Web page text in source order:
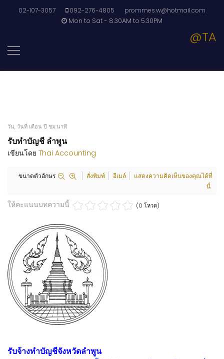
02-107-3057 092-276-4805
prommes.w@hotmail.com
Mon to Sat - 8.30AM to 5.30PM
@TA
วัน, วันที่ เดือน ปี ชม:นาที
รับทำบัญชี ลำพูน
เขียนโดย Thai Accounting
ขนาดตัวอักษร สั่งพิมพ์ อีเมล์
แสดงความคิดเห็นของคุณได้ที่
นี่
ให้คะแนนบทความนี้ (0 โหวต)
รับจ้างทำบัญชีจังหวัดลำพูน